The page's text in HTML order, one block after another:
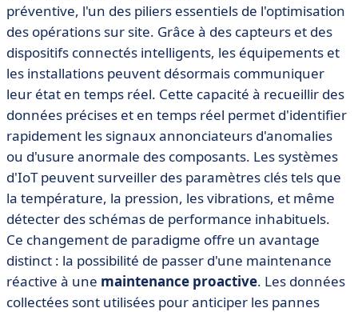
préventive, l'un des piliers essentiels de l'optimisation
des opérations sur site. Grâce à des capteurs et des
dispositifs connectés intelligents, les équipements et
les installations peuvent désormais communiquer
leur état en temps réel. Cette capacité à recueillir des
données précises et en temps réel permet d'identifier
rapidement les signaux annonciateurs d'anomalies
ou d'usure anormale des composants. Les systèmes
d'IoT peuvent surveiller des paramètres clés tels que
la température, la pression, les vibrations, et même
détecter des schémas de performance inhabituels.
Ce changement de paradigme offre un avantage
distinct : la possibilité de passer d'une maintenance
réactive à une maintenance proactive. Les données
collectées sont utilisées pour anticiper les pannes